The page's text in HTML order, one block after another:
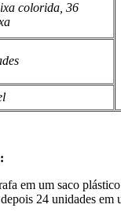
colorida, 36
em um saco
24 unidades em